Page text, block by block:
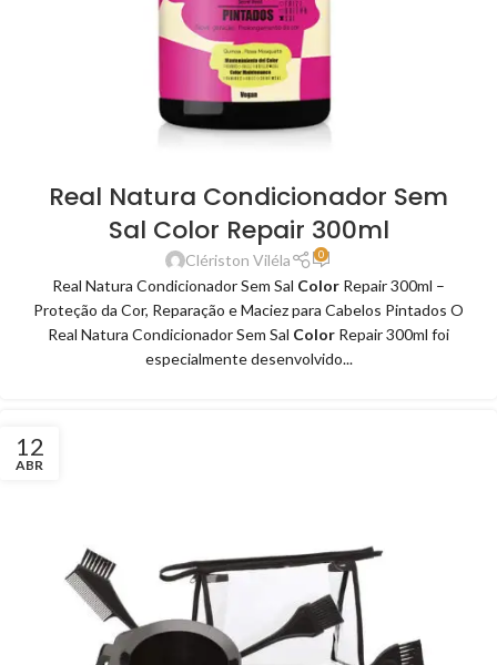
Real Natura Condicionador Sem
Sal Color Repair 300ml
Clériston Viléla 0
Real Natura Condicionador Sem Sal Color Repair 300ml –
Proteção da Cor, Reparação e Maciez para Cabelos Pintados O
Real Natura Condicionador Sem Sal Color Repair 300ml foi
especialmente desenvolvido...
12
ABR